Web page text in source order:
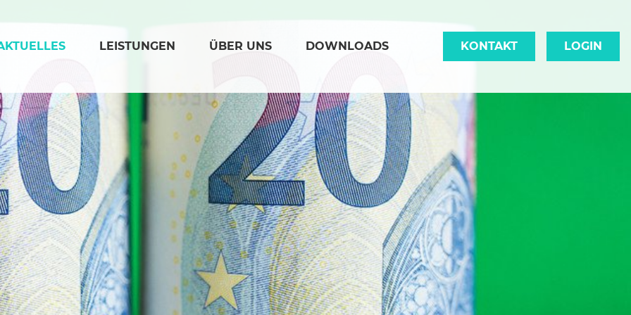
(AKTIV)LEISTUNGEN ÜBER UNS DOWNLOADS KONTAKT LOGIN
Loading...